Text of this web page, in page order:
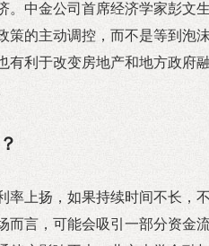
。中金公司首席经济学家彭文
策的主动调控，而不是等到泡
有利于改变房地产和地方政府
率上扬，如果持续时间不长，
而言，可能会吸引一部分资金